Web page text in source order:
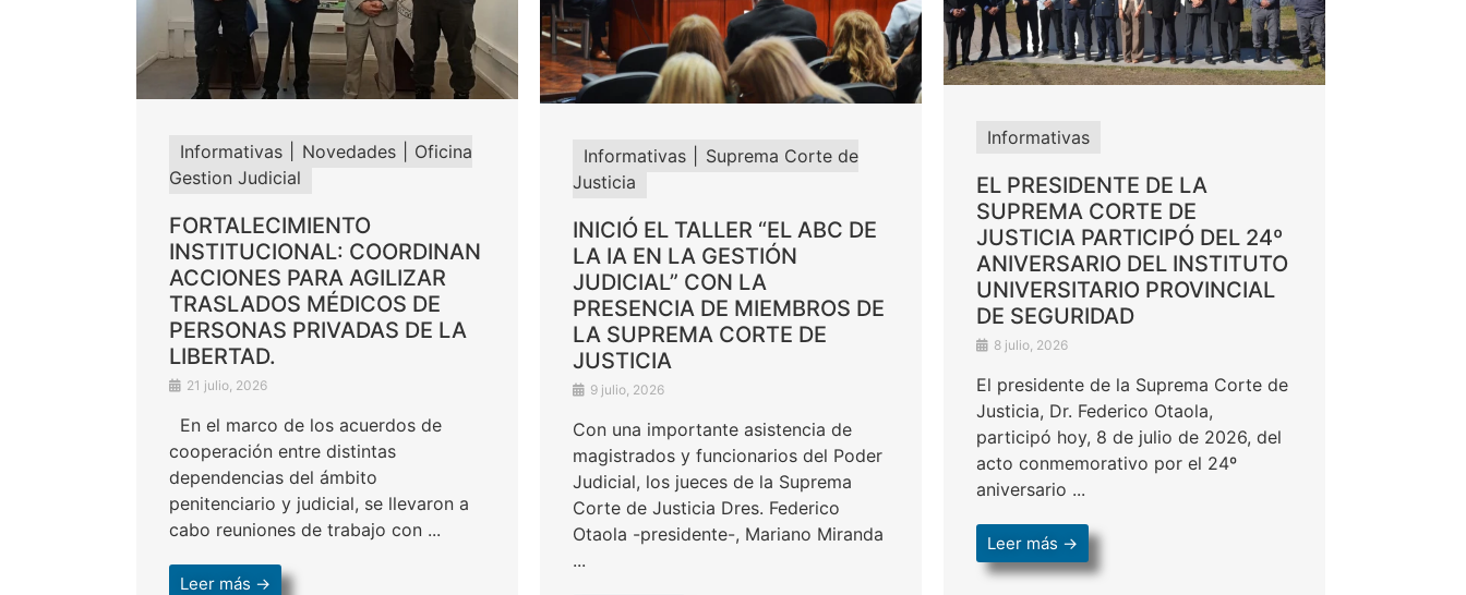
Informativas Novedades
Oficina
Gestion Judicial
FORTALECIMIENTO
INSTITUCIONAL: COORDINAN
ACCIONES PARA AGILIZAR
TRASLADOS MÉDICOS DE
PERSONAS PRIVADAS DE LA
LIBERTAD.
21 julio, 2026
En el marco de los acuerdos de
cooperación entre distintas
dependencias del ámbito
penitenciario y judicial, se llevaron a
cabo reuniones de trabajo con ...
Leer más →
Informativas
Suprema Corte de
Justicia
INICIÓ EL TALLER “EL ABC DE
LA IA EN LA GESTIÓN
JUDICIAL” CON LA
PRESENCIA DE MIEMBROS DE
LA SUPREMA CORTE DE
JUSTICIA
9 julio, 2026
Con una importante asistencia de
magistrados y funcionarios del Poder
Judicial, los jueces de la Suprema
Corte de Justicia Dres. Federico
Otaola -presidente-, Mariano Miranda
...
Informativas
EL PRESIDENTE DE LA
SUPREMA CORTE DE
JUSTICIA PARTICIPÓ DEL 24º
ANIVERSARIO DEL INSTITUTO
UNIVERSITARIO PROVINCIAL
DE SEGURIDAD
8 julio, 2026
El presidente de la Suprema Corte de
Justicia, Dr. Federico Otaola,
participó hoy, 8 de julio de 2026, del
acto conmemorativo por el 24º
aniversario ...
Leer más →